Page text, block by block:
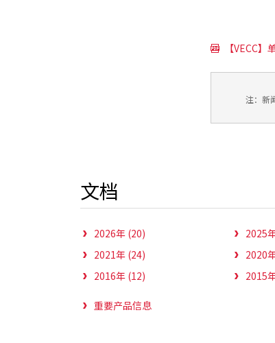
【VECC
注：新
文档
2026年 (20) 2025
2021年 (24)
2020
2016年 (12)
2015
重要产品信息